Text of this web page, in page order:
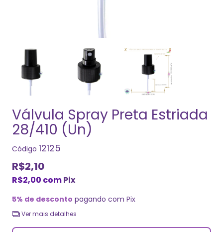
Válvula Spray Preta Estriada
28/410 (Un)
Código 12125
R$2,10
R$2,00 comPix
5% de desconto pagando com Pix
Ver mais detalhes